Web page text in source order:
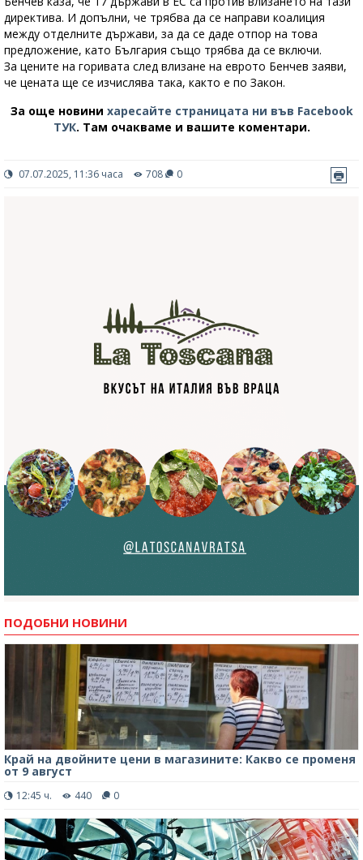
директива. И допълни, че трябва да се направи коалиция
между отделните държави, за да се даде отпор на това
предложение, като България също трябва да се включи.
За цените на горивата след влизане на еврото Бенчев заяви,
че цената ще се изчислява така, както е по Закон.
За още новини харесайте страницата ни във Facebook
ТУК. Там очакваме и вашите коментари.
07.07.2025, 11:36 часа 708 0
ПОДОБНИ НОВИНИ
Край на двойните цени в магазините: Какво се променя
от 9 август
12:45 ч. 440 0